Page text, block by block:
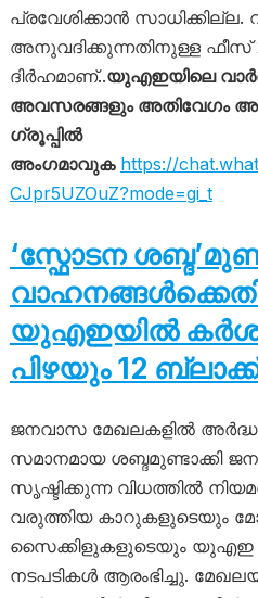
പ്രവേശിക്കാൻ സാധിക്കില്ല.
അനുവദിക്കുന്നതിനുള്ള ഫീസ്
ദിർഹമാണ്..യുഎഇയിലെ
അവസരങ്ങളും അതിവേഗം
ഗ്രൂപ്പിൽ
അംഗമാവുക https://
CJpr5UZOuZ?mode=gi_t
‘സ്ഫോടന
യുഎഇയിൽ
പിഴയും 12
ജനവാസ മേഖലകളിൽ
സമാനമായ ശബ്ദമുണ്ടാക്കി
സൃഷ്ടിക്കുന്ന വിധത്തിൽ
വരുത്തിയ കാറുകളുടെയും
സൈക്കിളുകളുടെയും യുഎഇ
നടപടികൾ ആരംഭിച്ചു.